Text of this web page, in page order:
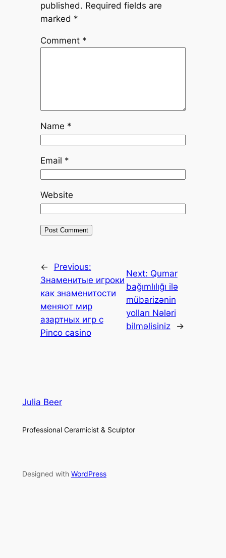
published. Required fields are
marked *
Comment *
Name *
Email *
Website
←
Previous:
Знаменитые игроки
как знаменитости
меняют мир
азартных игр с
Pinco casino
Next: Qumar
bağımlılığı ilə
mübarizənin
yolları Nələri
bilməlisiniz
→
Julia Beer
Professional Ceramicist & Sculptor
Designed with WordPress